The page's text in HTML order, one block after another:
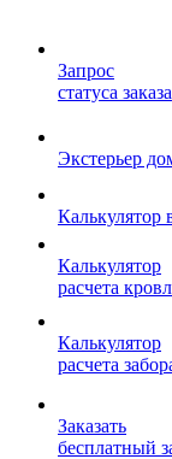
Запрос
статуса заказа
Экстерьер
Калькулятор
Калькулятор
расчета
Калькулятор
расчета
Заказать
бесплатный